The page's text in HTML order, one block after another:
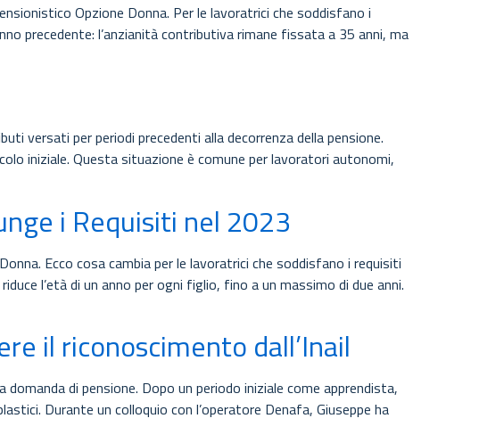
Opzione Donna. Per le lavoratrici che soddisfano i
precedente: l’anzianità contributiva rimane fissata a 35 anni, ma
versati per periodi precedenti alla decorrenza della pensione.
iniziale. Questa situazione è comune per lavoratori autonomi,
i Requisiti nel 2023
Ecco cosa cambia per le lavoratrici che soddisfano i requisiti
l’età di un anno per ogni figlio, fino a un massimo di due anni.
il riconoscimento dall’Inail
di pensione. Dopo un periodo iniziale come apprendista,
Durante un colloquio con l’operatore Denafa, Giuseppe ha